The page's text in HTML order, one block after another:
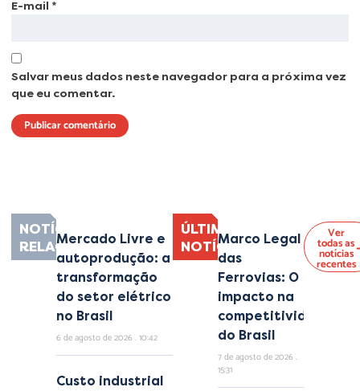
E-mail *
Salvar meus dados neste navegador para a próxima vez
que eu comentar.
NOTÍCIAS
RELACIONADAS
Mercado Livre e
autoprodução: a
transformação
do setor elétrico
no Brasil
6 de agosto de 2026 10:42
Custo industrial
ÚLTIMAS
NOTÍCIASMarco Legal
das
Ferrovias: O
impacto na
competitividade
do Brasil
7 de agosto de 2026
15:31
Ver
todas as
notícias
recentes